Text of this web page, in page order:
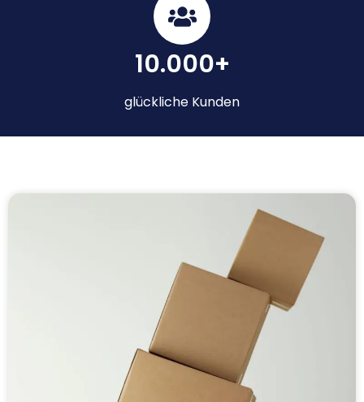
10.000+
glückliche Kunden